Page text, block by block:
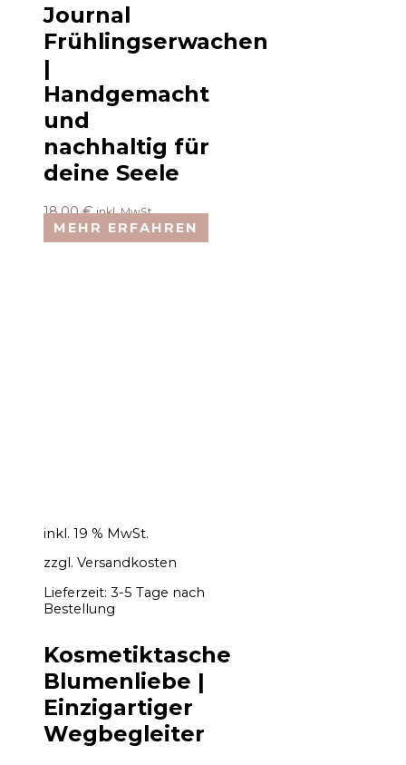
Journal
Frühlingserwachen
|
Handgemacht
und
nachhaltig für
deine Seele
18,00€ inkl. MwSt.
MEHR ERFAHREN
inkl. 19 % MwSt.
zzgl. Versandkosten
Lieferzeit: 3-5 Tage nach
Bestellung
Kosmetiktasche
Blumenliebe |
Einzigartiger
Wegbegleiter